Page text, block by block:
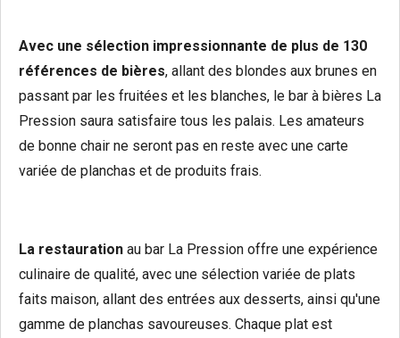
Avec une sélection impressionnante de plus de 130
références de bières, allant des blondes aux brunes en
passant par les fruitées et les blanches, le bar à bières La
Pression saura satisfaire tous les palais. Les amateurs
de bonne chair ne seront pas en reste avec une carte
variée de planchas et de produits frais.
La restauration au bar La Pression offre une expérience
culinaire de qualité, avec une sélection variée de plats
faits maison, allant des entrées aux desserts, ainsi qu'une
gamme de planchas savoureuses. Chaque plat est